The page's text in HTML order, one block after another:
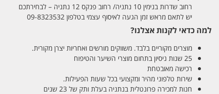
רחוב שדרות בנימין 10 נתניה/ רחוב פנקס 12 נתניה – לבחירתכם
יש לתאם מראש זמן הגעה לאיסוף עצמי בטלפון 09-8323532
למה כדאי לקנות אצלנו?
מוצרים מקוריים בלבד. משווקים מורשים ואחריות יצרן מקורית.
25 שנות ניסיון בתחום מוצרי השיער והטיפוח
רכישה מאובטחת
שירות טלפוני מהיר ומקצועי בכל שעות הפעילות.
חנות למכירה פרונטלית בנתניה בעלת ותק של 23 שנים